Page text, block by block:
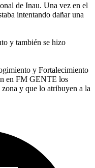
de Inau. Una vez en el
intentando dañar una
y también se hizo
y Fortalecimiento
en FM GENTE los
y que lo atribuyen a la